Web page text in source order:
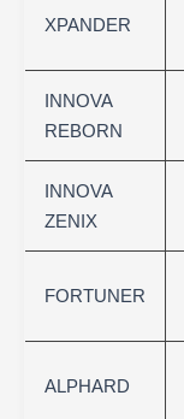
XPANDER
INNOVA
REBORN
INNOVA
ZENIX
FORTUNER
ALPHARD